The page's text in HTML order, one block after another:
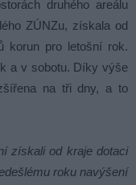
druhého areálu
ZÚNZu, získala od
korun pro letošní rok.
a v sobotu. Díky výše
na tři dny, a to
získali od kraje dotaci
roku navýšení